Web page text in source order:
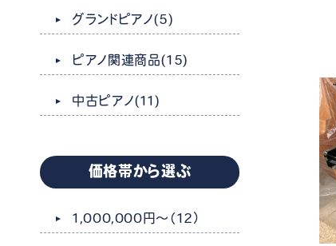
グランドピアノ(5)
ピアノ関連商品(15)
中古ピアノ(11)
価格帯から選ぶ
1,000,000円～ （12）